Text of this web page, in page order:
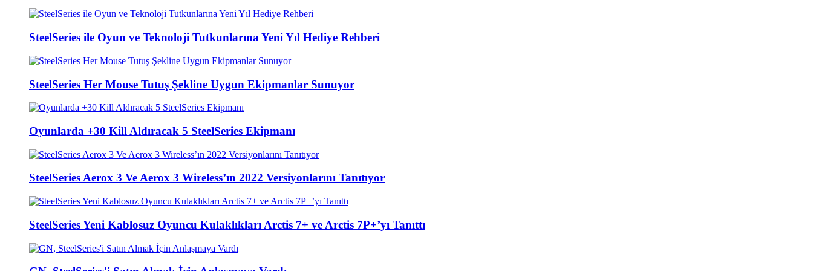
SteelSeries ile Oyun ve Teknoloji Tutkunlarına Yeni Yıl Hediye Rehberi
SteelSeries Her Mouse Tutuş Şekline Uygun Ekipmanlar Sunuyor
Oyunlarda +30 Kill Aldıracak 5 SteelSeries Ekipmanı
SteelSeries Aerox 3 Ve Aerox 3 Wireless’ın 2022 Versiyonlarını Tanıtıyor
SteelSeries Yeni Kablosuz Oyuncu Kulaklıkları Arctis 7+ ve Arctis 7P+’yı Tanıttı